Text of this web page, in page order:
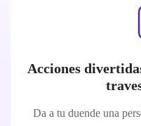
Acciones
Da a tu duende una